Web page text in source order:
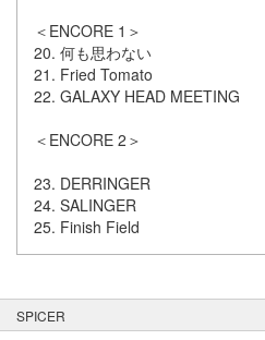
＜ENCORE 1＞
20. 何も思わない
21. Fried Tomato
22. GALAXY HEAD MEETING
＜ENCORE 2＞
23. DERRINGER
24. SALINGER
25. Finish Field
SPICER